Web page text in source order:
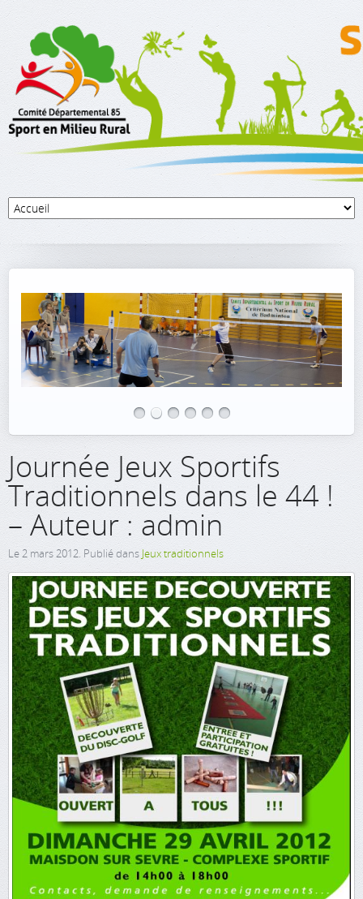
Journée Jeux Sportifs
Traditionnels dans le 44 !
– Auteur : admin
Le2 mars 2012. Publié dans Jeux traditionnels